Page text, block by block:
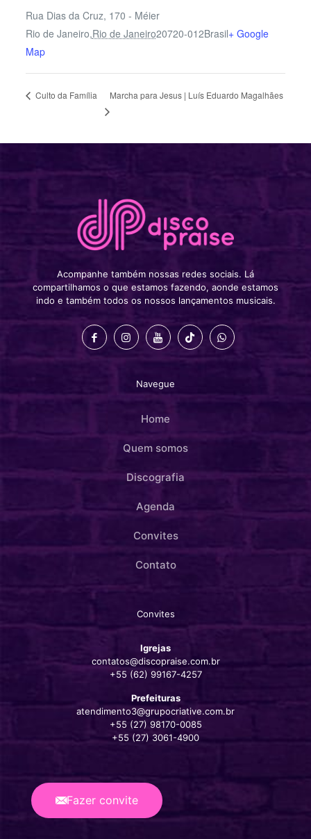
Rua Dias da Cruz, 170 - Méier
Rio de Janeiro,Rio de Janeiro20720-012Brasil+ Google
Map
Culto da Família Marcha para Jesus | Luís Eduardo Magalhães
Acompanhe também nossas redes sociais. Lá
compartilhamos o que estamos fazendo, aonde estamos
indo e também todos os nossos lançamentos musicais.
Navegue
Home
Quem somos
Discografia
Agenda
Convites
Contato
Convites
Igrejas
contatos@discopraise.com.br
+55 (62) 99167-4257‬
Prefeituras
atendimento3@grupocriative.com.br
+55 (27) 98170-0085
+55 (27) 3061-4900
Fazer convite